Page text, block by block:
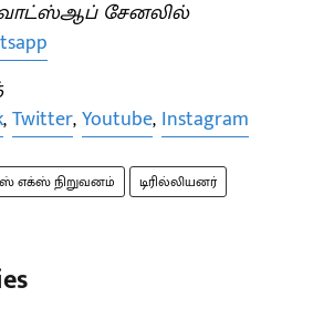
சேனலில்
,Twitter,Youtube, Instagram
எக்ஸ் நிறுவனம்
டிரில்லியனர்